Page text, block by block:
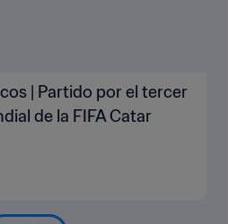
| Partido por el tercer
de la FIFA Catar